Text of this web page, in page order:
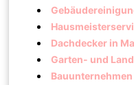
Dachdecker in
Garten- und